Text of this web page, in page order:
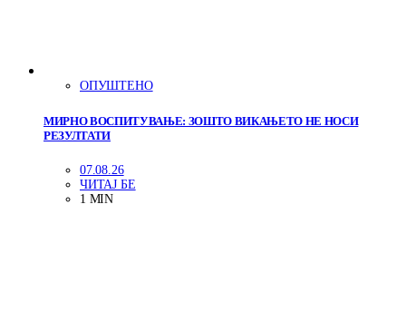
ОПУШТЕНО
МИРНО ВОСПИТУВАЊЕ: ЗОШТО ВИКАЊЕТО НЕ НОСИ
РЕЗУЛТАТИ
07.08.26
ЧИТАЈ БЕ
1 MIN